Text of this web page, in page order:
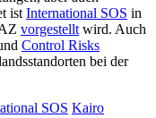
ist International SOS in
vorgestellt wird. Auch
Control Risks
bei der
SOS Kairo